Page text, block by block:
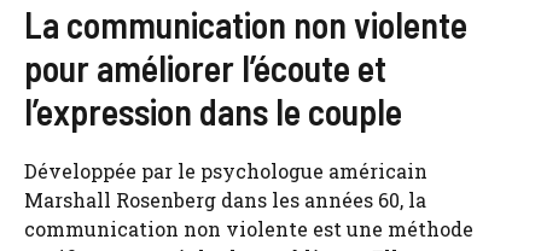
La communication non violente
pour améliorer l’écoute et
l’expression dans le couple
Développée par le psychologue américain
Marshall Rosenberg dans les années 60, la
communication non violente est une méthode